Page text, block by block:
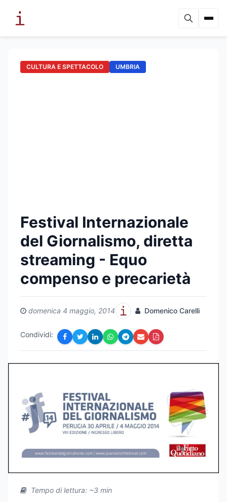
CULTURA E SPETTACOLO UMBRIA
Festival Internazionale
del Giornalismo, diretta
streaming - Equo
compenso e precarietà
domenica 4 maggio, 2014 Domenico Carelli
Condividi:
Tempo di lettura: ~3 min